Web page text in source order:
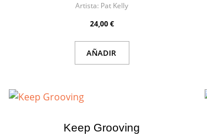
Artista: Pat Kelly
24,00 €
AÑADIR
Keep Grooving